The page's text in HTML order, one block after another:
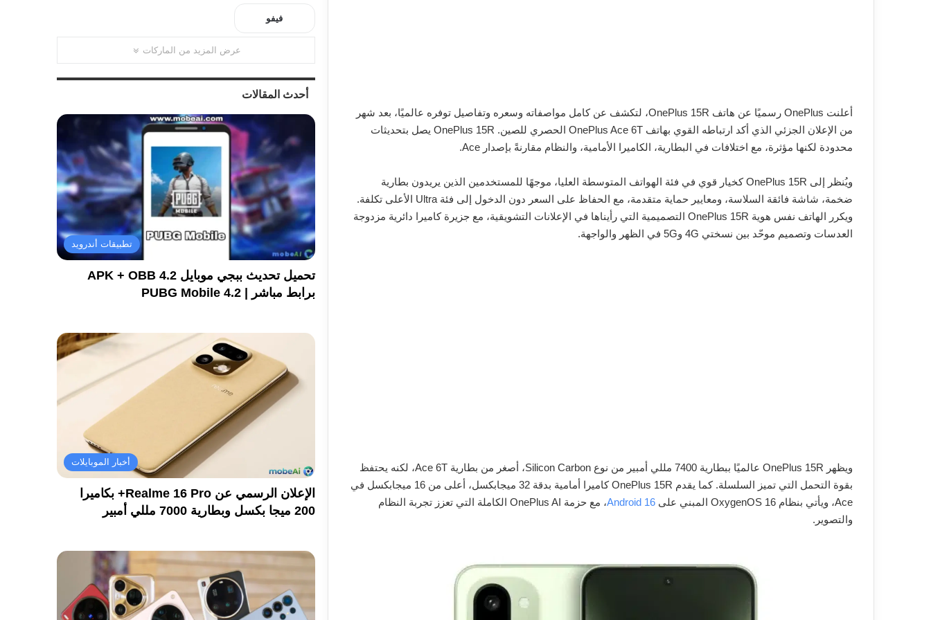
أعلنت OnePlus رسميًا عن هاتف OnePlus 15R، لتكشف عن كامل مواصفاته وسعره وتفاصيل توفره عالميًا، بعد شهر
من الإعلان الجزئي الذي أكد ارتباطه القوي بهاتف OnePlus Ace 6T الحصري للصين. OnePlus 15R يصل بتحديثات
محدودة لكنها مؤثرة، مع اختلافات في البطارية، الكاميرا الأمامية، والنظام مقارنةً بإصدار Ace.
ويُنظر إلى OnePlus 15R كخيار قوي في فئة الهواتف المتوسطة العليا، موجهًا للمستخدمين الذين يريدون بطارية
ضخمة، شاشة فائقة السلاسة، ومعايير حماية متقدمة، مع الحفاظ على السعر دون الدخول إلى فئة Ultra الأعلى تكلفة.
ويكرر الهاتف نفس هوية OnePlus 15R التصميمية التي رأيناها في الإعلانات التشويقية، مع جزيرة كاميرا دائرية مزدوجة
العدسات وتصميم موحّد بين نسختي 4G و5G في الظهر والواجهة.
ويظهر OnePlus 15R عالميًا ببطارية 7400 مللي أمبير من نوع Silicon Carbon، أصغر من بطارية Ace 6T، لكنه يحتفظ
بقوة التحمل التي تميز السلسلة. كما يقدم OnePlus 15R كاميرا أمامية بدقة 32 ميجابكسل، أعلى من 16 ميجابكسل في
Ace، ويأتي بنظام OxygenOS 16 المبني على
Android 16
، مع حزمة OnePlus AI الكاملة التي تعزز تجربة النظام
والتصوير.
فيفو
عرض المزيد من الماركات
أحدث المقالات
تطبيقات أندرويد
تحميل تحديث ببجي موبايل 4.2 APK + OBB
برابط مباشر | PUBG Mobile 4.2
أخبار الموبايلات
الإعلان الرسمي عن Realme 16 Pro+ بكاميرا
200 ميجا بكسل وبطارية 7000 مللي أمبير